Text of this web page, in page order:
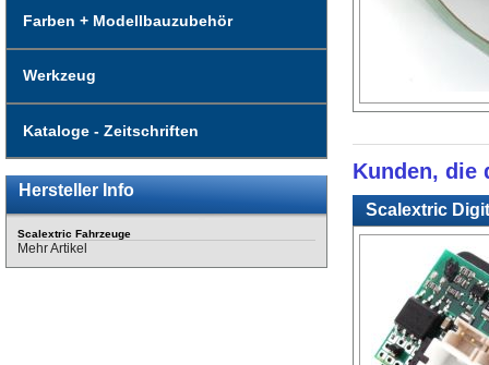
Farben + Modellbauzubehör
Werkzeug
Kataloge - Zeitschriften
Hersteller Info
Scalextric Fahrzeuge
Mehr Artikel
Kunden, die
Scalextric